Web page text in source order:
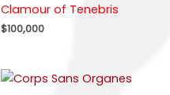
Clamour of Tenebris
$100,000